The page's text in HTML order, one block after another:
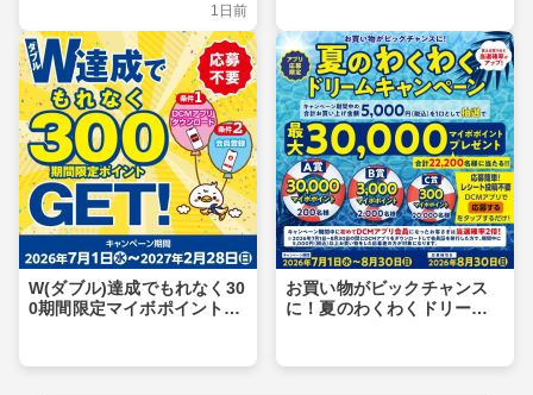
1日前
W(ダブル)達成でもれなく30
0期間限定マイボポイントG
お買い物がビックチャンス
に！夏のわくわくドリーム